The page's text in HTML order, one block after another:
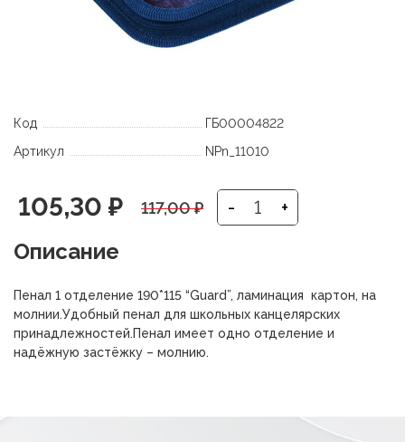
Код
ГБ00004822
Артикул
NPn_11010
117,00₽
Первоначальная
цена
составляла
117,00 ₽.
105,30 ₽
Текущая
цена:
105,30 ₽.
- +
Описание
Пенал 1 отделение 190*115 “Guard”, ламинация картон, на
молнии.Удобный пенал для школьных канцелярских
принадлежностей.Пенал имеет одно отделение и
надёжную застёжку – молнию.